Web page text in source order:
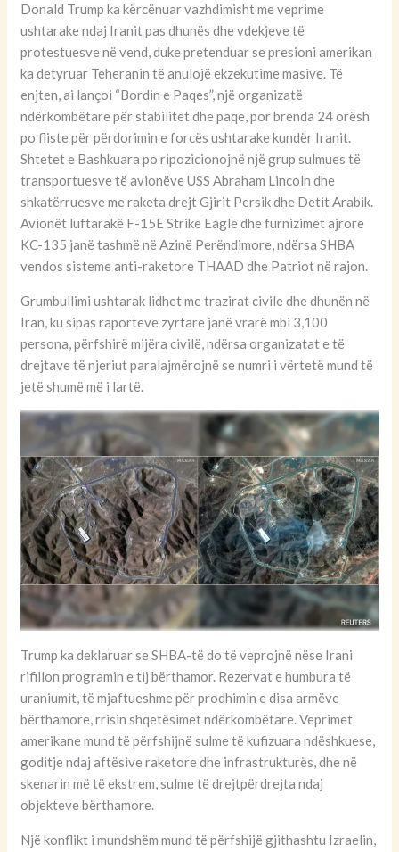
Donald Trump ka kërcënuar vazhdimisht me veprime
ushtarake ndaj Iranit pas dhunës dhe vdekjeve të
protestuesve në vend, duke pretenduar se presioni amerikan
ka detyruar Teheranin të anulojë ekzekutime masive. Të
enjten, ai lançoi “Bordin e Paqes”, një organizatë
ndërkombëtare për stabilitet dhe paqe, por brenda 24 orësh
po fliste për përdorimin e forcës ushtarake kundër Iranit.
Shtetet e Bashkuara po ripozicionojnë një grup sulmues të
transportuesve të avionëve USS Abraham Lincoln dhe
shkatërruesve me raketa drejt Gjirit Persik dhe Detit Arabik.
Avionët luftarakë F-15E Strike Eagle dhe furnizimet ajrore
KC-135 janë tashmë në Azinë Perëndimore, ndërsa SHBA
vendos sisteme anti-raketore THAAD dhe Patriot në rajon.
Grumbullimi ushtarak lidhet me trazirat civile dhe dhunën në
Iran, ku sipas raporteve zyrtare janë vrarë mbi 3,100
persona, përfshirë mijëra civilë, ndërsa organizatat e të
drejtave të njeriut paralajmërojnë se numri i vërtetë mund të
jetë shumë më i lartë.
Trump ka deklaruar se SHBA-të do të veprojnë nëse Irani
rifillon programin e tij bërthamor. Rezervat e humbura të
uraniumit, të mjaftueshme për prodhimin e disa armëve
bërthamore, rrisin shqetësimet ndërkombëtare. Veprimet
amerikane mund të përfshijnë sulme të kufizuara ndëshkuese,
goditje ndaj aftësive raketore dhe infrastrukturës, dhe në
skenarin më të ekstrem, sulme të drejtpërdrejta ndaj
objekteve bërthamore.
Një konflikt i mundshëm mund të përfshijë gjithashtu Izraelin,